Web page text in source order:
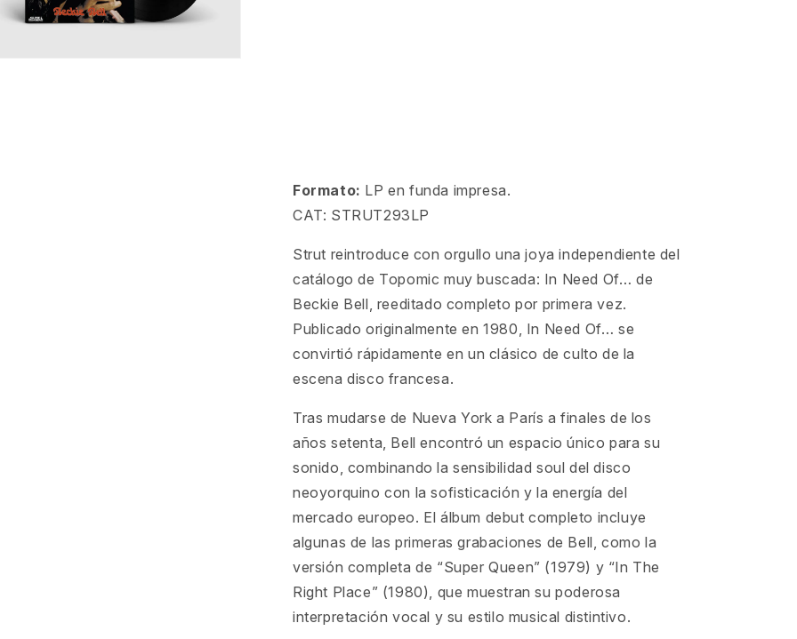
Formato: LP en funda impresa.
CAT: STRUT293LP
Strut reintroduce con orgullo una joya independiente del
catálogo de Topomic muy buscada: In Need Of… de
Beckie Bell, reeditado completo por primera vez.
Publicado originalmente en 1980, In Need Of… se
convirtió rápidamente en un clásico de culto de la
escena disco francesa.
Tras mudarse de Nueva York a París a finales de los
años setenta, Bell encontró un espacio único para su
sonido, combinando la sensibilidad soul del disco
neoyorquino con la sofisticación y la energía del
mercado europeo. El álbum debut completo incluye
algunas de las primeras grabaciones de Bell, como la
versión completa de “Super Queen” (1979) y “In The
Right Place” (1980), que muestran su poderosa
interpretación vocal y su estilo musical distintivo.